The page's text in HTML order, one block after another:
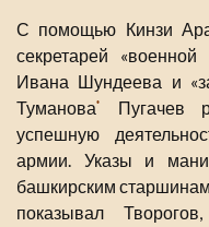
С помощью Кинзи
секретарей
Ивана Шундеева и
Туманова*
Пугачев
успешную
армии. Указы и
башкирским
показывал